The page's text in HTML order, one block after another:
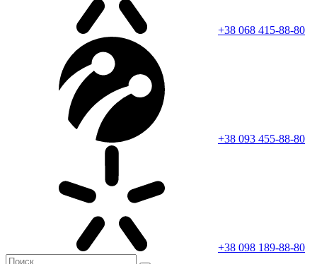
+38 068 415-88-80
+38 093 455-88-80
+38 098 189-88-80